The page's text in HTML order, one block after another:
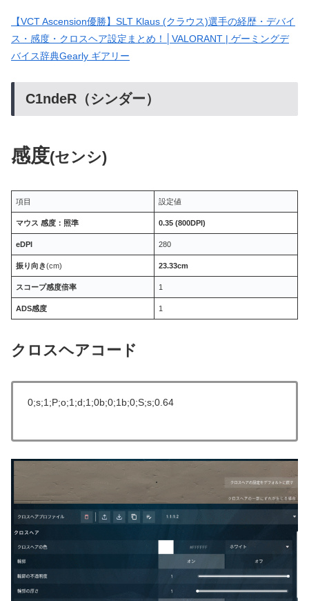
【VCT Ascension優勝】SLT Klaus (クラウス)選手の経歴・デバイ
ス・感度・クロスヘア設定まとめ！│VALORANT | ゲーミングデ
バイス辞典Gearly ギアリー
C1ndeR（シンダー）
感度(センシ)
項目 設定値
マウス 感度：照準 0.35 (800DPI)
eDPI 280
振り向き(cm) 23.33cm
スコープ感度倍率 1
ADS感度 1
クロスヘアコード
0;s;1;P;o;1;d;1;0b;0;1b;0;S;s;0.64